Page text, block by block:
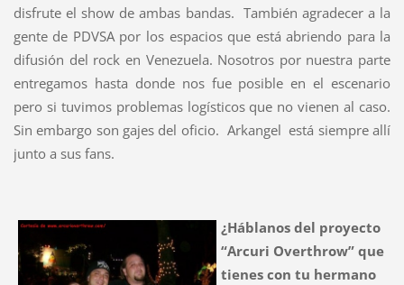
disfrute el show de ambas bandas. También agradecer a la
gente de PDVSA por los espacios que está abriendo para la
difusión del rock en Venezuela. Nosotros por nuestra parte
entregamos hasta donde nos fue posible en el escenario
pero si tuvimos problemas logísticos que no vienen al caso.
Sin embargo son gajes del oficio. Arkangel está siempre allí
junto a sus fans.
¿Háblanos del proyecto
“Arcuri Overthrow” que
tienes con tu hermano